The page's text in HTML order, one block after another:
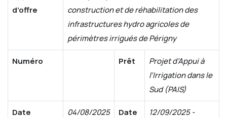
d’offre
construction et de réhabilitation des
infrastructures hydro agricoles de
périmètres irrigués de Périgny
Numéro Prêt
Projet d’Appui à
l’Irrigation dans le
Sud (PAIS)
Date
04/08/2025
Date
12/09/2025 -